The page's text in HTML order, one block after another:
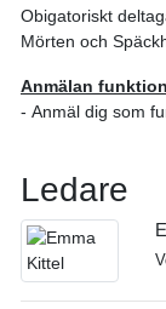
Obigatoriskt
Mörten och
Anmälan
- Anmäl dig som
Ledare